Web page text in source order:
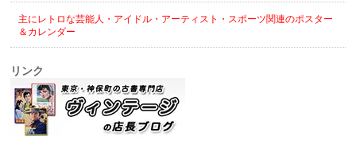
主にレトロな芸能人・アイドル・アーティスト・スポーツ関連のポスター
＆カレンダー
リンク